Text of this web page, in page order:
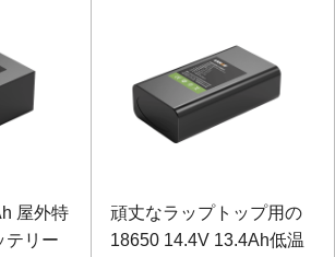
屋外特
テリー
頑丈なラップトップ用の
18650 14.4V 13.4Ah低温